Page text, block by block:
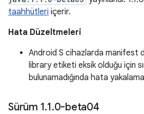
taahhütleri içerir.
Hata Düzeltmeleri
Android S cihazlarda manifest
library etiketi eksik olduğu için
bulunamadığında hata
Sürüm 1.1.0-beta04